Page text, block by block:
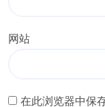
网站
在此浏览器中保